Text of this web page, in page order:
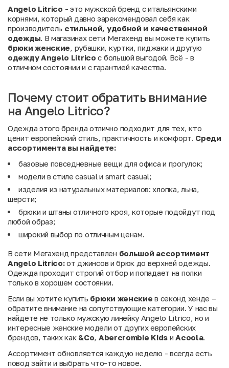
Angelo Litrico - это мужской бренд с итальянскими
корнями, который давно зарекомендовал себя как
производитель стильной, удобной и качественной
одежды . В магазинах сети Мегахенд вы можете купить
брюки женские , рубашки, куртки, пиджаки и другую
одежду Angelo Litrico с большой выгодой. Всё - в
отличном состоянии и с гарантией качества.
Почему стоит обратить внимание
на Angelo Litrico?
Одежда этого бренда отлично подходит для тех, кто
ценит европейский стиль, практичность и комфорт. Среди
ассортимента вы найдете:
базовые повседневные вещи для офиса и прогулок;
модели в стиле casual и smart casual;
изделия из натуральных материалов: хлопка, льна,
шерсти;
брюки и штаны отличного кроя, которые подойдут под
любой образ;
широкий выбор по отличным ценам.
В сети Мегахенд представлен большой ассортимент
Angelo Litrico:от джинсов и брюк до верхней одежды.
Одежда проходит строгий отбор и попадает на полки
только в хорошем состоянии.
Если вы хотите купить брюки женские в секонд хенде –
обратите внимание на сопутствующие категории. У нас вы
найдете не только мужскую линейку Angelo Litrico, но и
интересные женские модели от других европейских
брендов, таких как &Co Abercrombie Kids и Acoola.
Ассортимент обновляется каждую неделю - всегда есть
повод зайти и выбрать что-то новое.